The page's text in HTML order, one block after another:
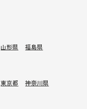
山形県 福島県
東京都 神奈川県